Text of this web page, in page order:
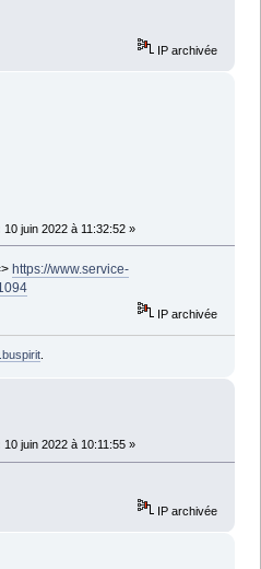
IP archivée
10 juin 2022 à 11:32:52 »
https://www.service-
IP archivée
.
10 juin 2022 à 10:11:55 »
IP archivée